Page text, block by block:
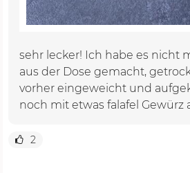
sehr lecker! Ich habe es nicht
aus der Dose gemacht,
vorher eingeweicht und
noch mit etwas falafel Gewürz
2